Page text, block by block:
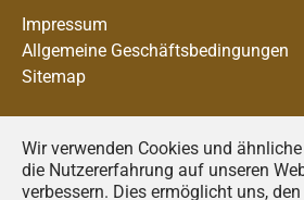
Wir verwenden Cookies und
die Nutzererfahrung auf unseren
verbessern. Dies ermöglicht uns,
Impressum
Allgemeine Geschäftsbedingungen
Sitemap